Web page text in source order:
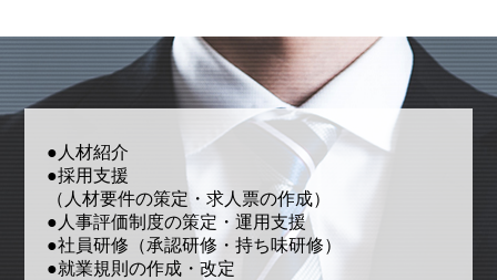
●人材紹介
●採用支援
（人材要件の策定・求人票の作成）
●人事評価制度の策定・運用支援
●社員研修（承認研修・持ち味研修）
●就業規則の作成・改定